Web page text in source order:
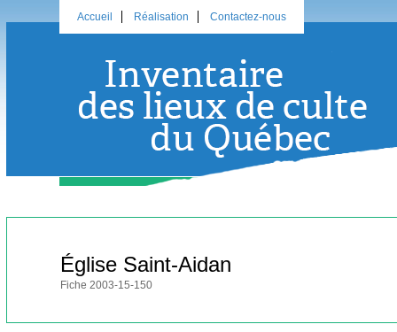
Accueil Réalisation Contactez-nous
Église Saint-Aidan
Fiche 2003-15-150